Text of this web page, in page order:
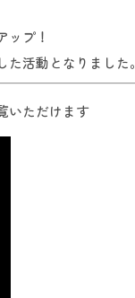
ップ！
活動となりました。
いただけます